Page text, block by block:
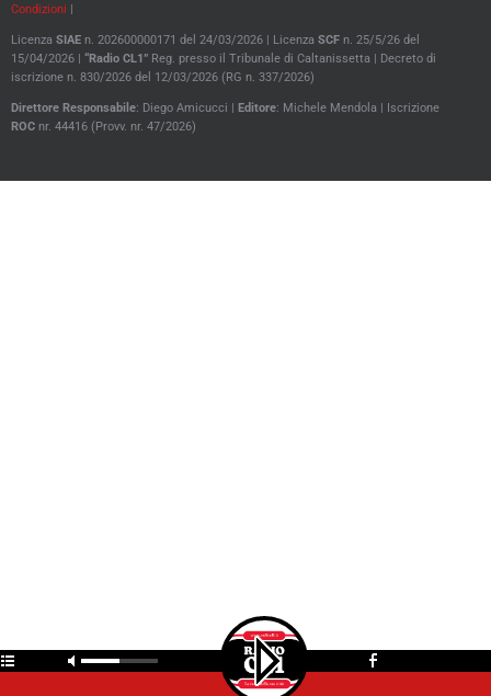
Condizioni
Licenza SIAE n. 202600000171 del 24/03/2026 | Licenza SCF n. 25/5/26 del
15/04/2026 | “Radio CL1” Reg. presso il Tribunale di Caltanissetta |
Decreto di
iscrizione n. 830/2026 del 12/03/2026 (RG n. 337/2026)
Direttore Responsabile: Diego Amicucci | Editore: Michele Mendola |
Iscrizione
ROC nr. 44416 (Provv. nr. 47/2026)